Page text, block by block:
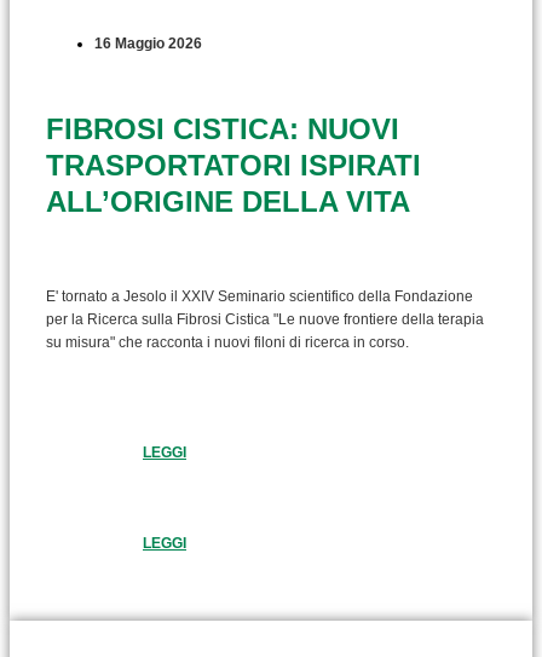
16 Maggio 2026
FIBROSI CISTICA: NUOVI
TRASPORTATORI ISPIRATI
ALL’ORIGINE DELLA VITA
E' tornato a Jesolo il XXIV Seminario scientifico della Fondazione
per la Ricerca sulla Fibrosi Cistica "Le nuove frontiere della terapia
su misura" che racconta i nuovi filoni di ricerca in corso.
LEGGI
LEGGI